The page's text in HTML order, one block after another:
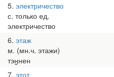
5 электричество
с. только ед.
электричество
6 этаж
м. (мн.ч. этажи)
тэӈнен
7 этот